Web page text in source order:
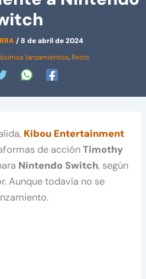
/8 de abril de 2024
lanzamientos, Retro
Kibou Entertainment
de acciónTimothy
Nintendo Switch, según
Aunque todavía no se